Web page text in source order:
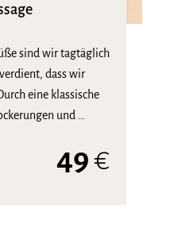
sind wir tagtäglich
dass wir
eine klassische
und …
49€